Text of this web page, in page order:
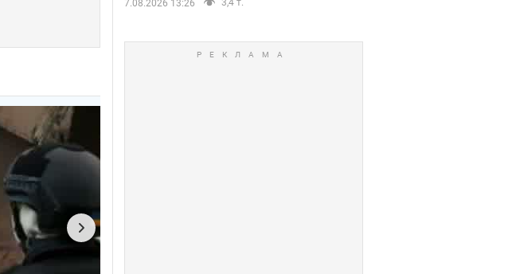
7.08.2026 13:26 3,4 т.